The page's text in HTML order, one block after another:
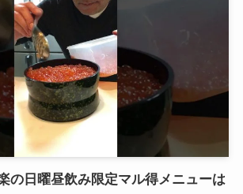
の日曜昼飲み限定マル得メニューは